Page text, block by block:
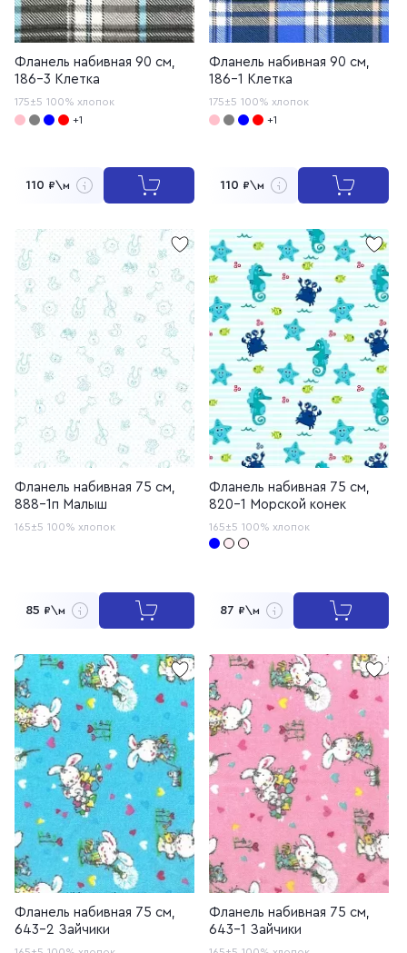
Фланель набивная 90 см,
186-3 Клетка
175±5 100% хлопок
+1
110 ₽\м
Фланель набивная 90 см,
186-1 Клетка
175±5 100% хлопок
+1
110 ₽\м
Фланель набивная 75 см,
888-1п Малыш
165±5 100% хлопок
85 ₽\м
Фланель набивная 75 см,
820-1 Морской конек
165±5 100% хлопок
87 ₽\м
Фланель набивная 75 см,
643-2 Зайчики
Фланель набивная 75 см,
643-1 Зайчики